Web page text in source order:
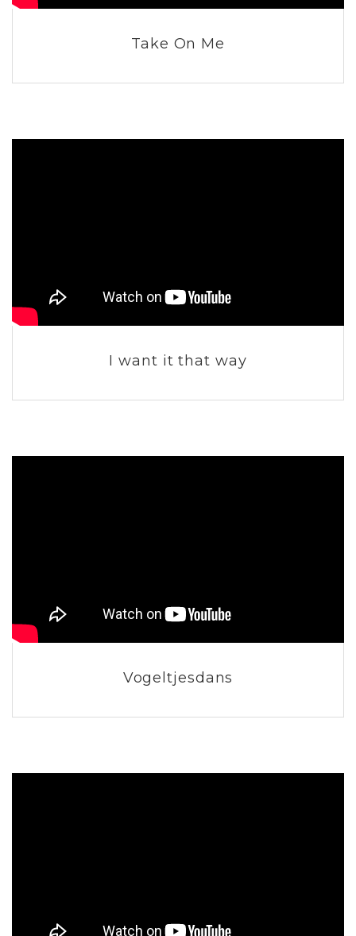
Take On Me
I want it that way
Vogeltjesdans